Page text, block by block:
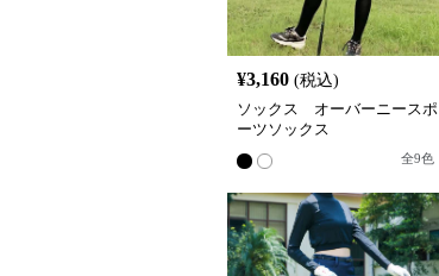
¥3,160 (税込)
ソックス オーバーニースポ
ーツソックス
全9色